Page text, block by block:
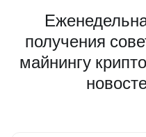
получения
майнингу